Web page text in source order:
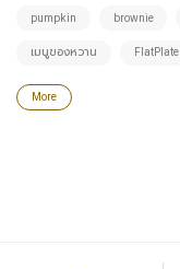
pumpkin brownie
เมนูของหวาน FlatPlate
More